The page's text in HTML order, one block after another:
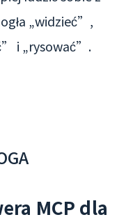
„widzieć”,
i „rysować”.
MCP dla